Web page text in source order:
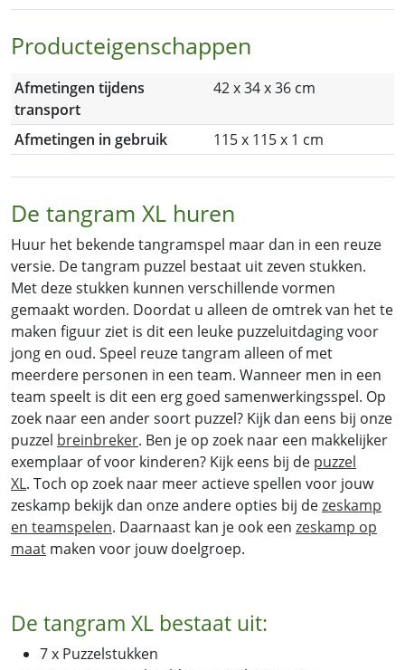
Producteigenschappen
Afmetingen tijdens
transport
42 x 34 x 36 cm
Afmetingen in gebruik 115 x 115 x 1 cm
De tangram XL huren
Huur het bekende tangramspel maar dan in een reuze
versie. De tangram puzzel bestaat uit zeven stukken.
Met deze stukken kunnen verschillende vormen
gemaakt worden. Doordat u alleen de omtrek van het te
maken figuur ziet is dit een leuke puzzeluitdaging voor
jong en oud. Speel reuze tangram alleen of met
meerdere personen in een team. Wanneer men in een
team speelt is dit een erg goed samenwerkingsspel. Op
zoek naar een ander soort puzzel? Kijk dan eens bij onze
puzzel breinbreker. Ben je op zoek naar een makkelijker
exemplaar of voor kinderen? Kijk eens bij de puzzel
XL. Toch op zoek naar meer actieve spellen voor jouw
zeskamp bekijk dan onze andere opties bij dezeskamp
en teamspelen. Daarnaast kan je ook een zeskamp op
maat maken voor jouw doelgroep.
De tangram XL bestaat uit:
7 x Puzzelstukken